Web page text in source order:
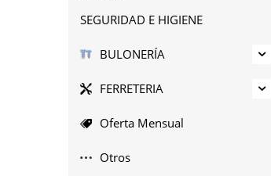
SEGURIDAD E HIGIENE
BULONERÍA
FERRETERIA
Oferta Mensual
Otros